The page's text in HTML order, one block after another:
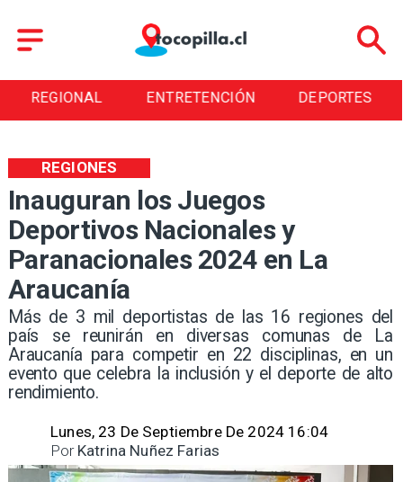
ENTRETENCIÓN DEPORTES CULTURA
Inauguran los Juegos
Deportivos Nacionales y
Paranacionales 2024 en La
Araucanía
​Más de 3 mil deportistas de las 16 regiones del
país se reunirán en diversas comunas de La
Araucanía para competir en 22 disciplinas, en un
evento que celebra la inclusión y el deporte de alto
rendimiento.
REGIONES
Lunes, 23 De Septiembre De 2024 16:04
Katrina Nuñez Farias
Por